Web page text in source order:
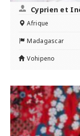
Cyprien et
Afrique
Madagascar
Vohipeno